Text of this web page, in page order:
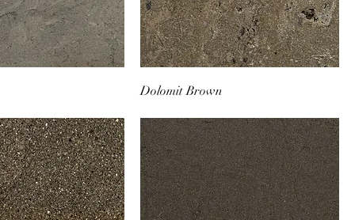
Dolomit Brown